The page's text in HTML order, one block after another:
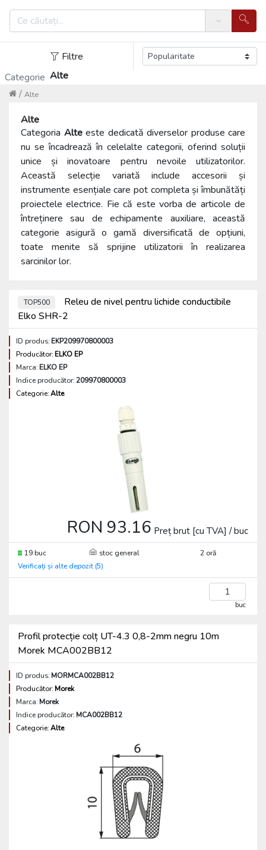
Search
Filtre
Categorie Alte
Alte
/
Alte
Categoria Alteeste dedicată diverselor produse care
nu se încadrează în celelalte categorii, oferind soluții
unice și inovatoare pentru nevoile utilizatorilor.
Această selecție variată include accesorii și
instrumente esențiale care pot completa și îmbunătăți
proiectele electrice. Fie că este vorba de articole de
întreținere sau de echipamente auxiliare, această
categorie asigură o gamă diversificată de opțiuni,
toate menite să sprijine utilizatorii în realizarea
sarcinilor lor.
TOP500
Releu de nivel pentru lichide conductibile
Elko SHR-2
ID produs:EKP209970800003
Producător:ELKO EP
Marca:ELKO EP
Indice producător:209970800003
Categorie:Alte
RON 93.16 Preț brut [cu TVA] / buc
19 buc stoc general
2 oră
Verificați și alte depozit (5)
buc
Profil protecție colț UT-4.3 0,8-2mm negru 10m
Morek MCA002BB12
ID produs:MORMCA002BB12
Producător:Morek
Marca:Morek
Indice producător:MCA002BB12
Categorie:Alte